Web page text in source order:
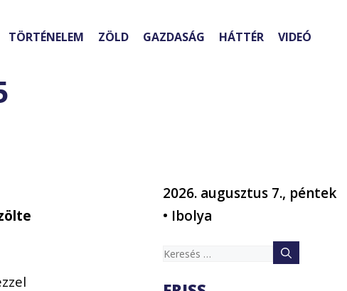
TÖRTÉNELEM ZÖLD GAZDASÁG HÁTTÉR VIDEÓ
2026. augusztus 7., péntek
• Ibolya
Keresés: